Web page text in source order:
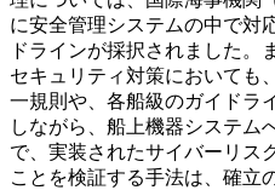
に安全管理システムの中で対
ドラインが採択されました。
セキュリティ対策においても
一規則や、各船級のガイドラ
しながら、船上機器システム
で、実装されたサイバーリス
ことを検証する手法は、確立